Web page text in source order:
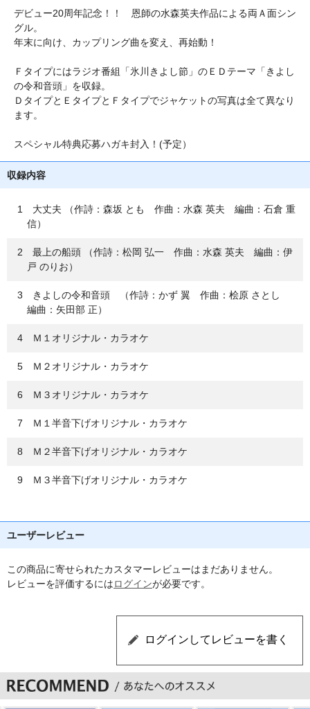
デビュー20周年記念！！ 恩師の水森英夫作品による両Ａ面シン
グル。
年末に向け、カップリング曲を変え、再始動！
Ｆタイプにはラジオ番組「氷川きよし節」のＥＤテーマ「きよし
の令和音頭」を収録。
ＤタイプとＥタイプとＦタイプでジャケットの写真は全て異なり
ます。
スペシャル特典応募ハガキ封入！(予定）
収録内容
1 大丈夫 （作詩：森坂 とも 作曲：水森 英夫 編曲：石倉 重
信）
2 最上の船頭 （作詩：松岡 弘一 作曲：水森 英夫 編曲：伊
戸 のりお）
3 きよしの令和音頭 （作詩：かず 翼 作曲：桧原 さとし
編曲：矢田部 正）
4 Ｍ１オリジナル・カラオケ
5 Ｍ２オリジナル・カラオケ
6 Ｍ３オリジナル・カラオケ
7 Ｍ１半音下げオリジナル・カラオケ
8 Ｍ２半音下げオリジナル・カラオケ
9 Ｍ３半音下げオリジナル・カラオケ
ユーザーレビュー
この商品に寄せられたカスタマーレビューはまだありません。
レビューを評価するにはログインが必要です。